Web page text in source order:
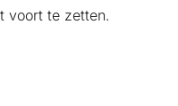
voort te zetten.